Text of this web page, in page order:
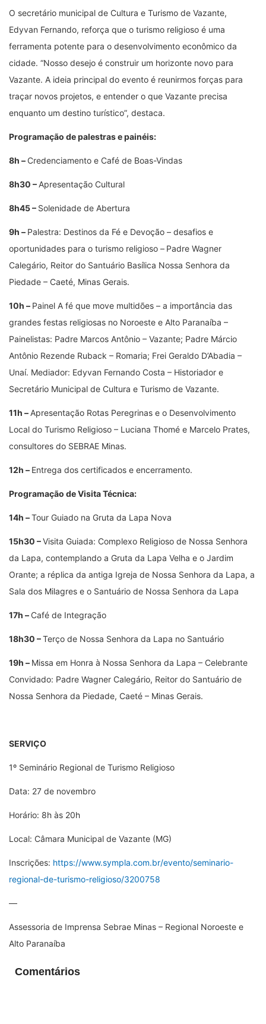
O secretário municipal de Cultura e Turismo de Vazante,
Edyvan Fernando, reforça que o turismo religioso é uma
ferramenta potente para o desenvolvimento econômico da
cidade. “Nosso desejo é construir um horizonte novo para
Vazante. A ideia principal do evento é reunirmos forças para
traçar novos projetos, e entender o que Vazante precisa
enquanto um destino turístico”, destaca.
Programação de palestras e painéis:
8h – Credenciamento e Café de Boas-Vindas
8h30 – Apresentação Cultural
8h45 – Solenidade de Abertura
9h – Palestra: Destinos da Fé e Devoção – desafios e
oportunidades para o turismo religioso – Padre Wagner
Calegário, Reitor do Santuário Basílica Nossa Senhora da
Piedade – Caeté, Minas Gerais.
10h – Painel A fé que move multidões – a importância das
grandes festas religiosas no Noroeste e Alto Paranaíba –
Painelistas: Padre Marcos Antônio – Vazante; Padre Márcio
Antônio Rezende Ruback – Romaria; Frei Geraldo D’Abadia –
Unaí. Mediador: Edyvan Fernando Costa – Historiador e
Secretário Municipal de Cultura e Turismo de Vazante.
11h – Apresentação Rotas Peregrinas e o Desenvolvimento
Local do Turismo Religioso – Luciana Thomé e Marcelo Prates,
consultores do SEBRAE Minas.
12h – Entrega dos certificados e encerramento.
Programação de Visita Técnica:
14h –Tour Guiado na Gruta da Lapa Nova
15h30 –Visita Guiada: Complexo Religioso de Nossa Senhora
da Lapa, contemplando a Gruta da Lapa Velha e o Jardim
Orante; a réplica da antiga Igreja de Nossa Senhora da Lapa, a
Sala dos Milagres e o Santuário de Nossa Senhora da Lapa
17h – Café de Integração
18h30 –Terço de Nossa Senhora da Lapa no Santuário
19h – Missa em Honra à Nossa Senhora da Lapa – Celebrante
Convidado: Padre Wagner Calegário, Reitor do Santuário de
Nossa Senhora da Piedade, Caeté – Minas Gerais.
SERVIÇO
1º Seminário Regional de Turismo Religioso
Data: 27 de novembro
Horário: 8h às 20h
Local: Câmara Municipal de Vazante (MG)
Inscrições: https://www.sympla.com.br/evento/seminario-
regional-de-turismo-religioso/3200758
—
Assessoria de Imprensa Sebrae Minas – Regional Noroeste e
Alto Paranaíba
Comentários